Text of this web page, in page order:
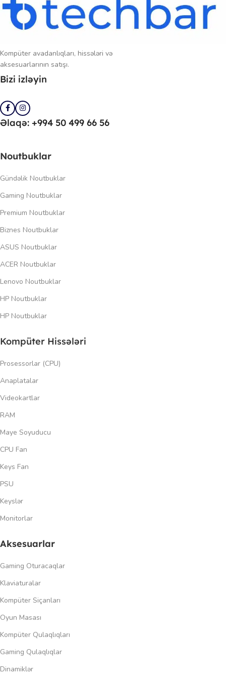
Kompüter avadanlıqları, hissələri və
aksesuarlarının satışı.
Bizi izləyin
Əlaqə: +994 50 499 66 56
Noutbuklar
Gündəlik Noutbuklar
Gaming Noutbuklar
Premium Noutbuklar
Biznes Noutbuklar
ASUS Noutbuklar
ACER Noutbuklar
Lenovo Noutbuklar
HP Noutbuklar
HP Noutbuklar
Kompüter Hissələri
Prosessorlar (CPU)
Anaplatalar
Videokartlar
RAM
Maye Soyuducu
CPU Fan
Keys Fan
PSU
Keyslər
Monitorlar
Aksesuarlar
Gaming Oturacaqlar
Klaviaturalar
Kompüter Siçanları
Oyun Masası
Kompüter Qulaqlıqları
Gaming Qulaqlıqlar
Dinamiklər